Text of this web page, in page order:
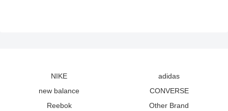
NIKE
adidas
new balance
CONVERSE
Reebok
Other Brand